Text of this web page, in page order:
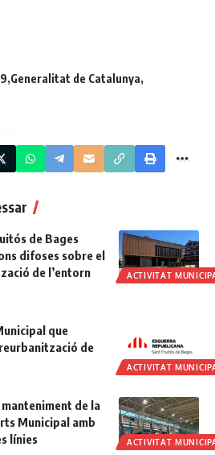
Generalitat de Catalunya
ACTIVITAT
de Bages
difoses sobre el
de l’entorn
ACTIVITAT
que
de
ACTIVITAT
de la
Municipal amb
línies